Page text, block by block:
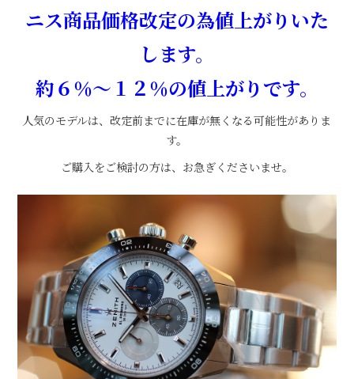
ニス商品価格改定の為値上がりいた
します。
約６％～１２％の値上がりです。
人気のモデルは、改定前までに在庫が無くなる可能性がありま
す。
ご購入をご検討の方は、お急ぎくださいませ。